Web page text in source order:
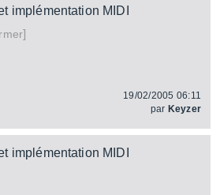
implémentation MIDI
]
19/02/2005 06:11
par Keyzer
implémentation MIDI